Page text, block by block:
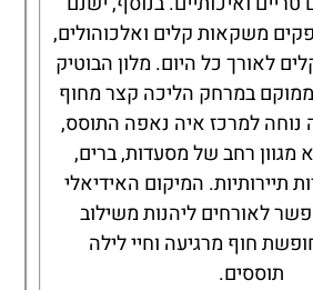
משקאות קלים ואלכוהולים,
לאורך כל היום. מלון הבוטיק
ממוקם במרחק הליכה קצר מחוף
נוחה למרכז איה נאפה התוסס,
מגוון רחב של מסעדות, ברים,
תיירותיות. המיקום האידיאלי
לאורחים ליהנות משילוב
חוף מרגיעה וחיי לילה
תוססים.